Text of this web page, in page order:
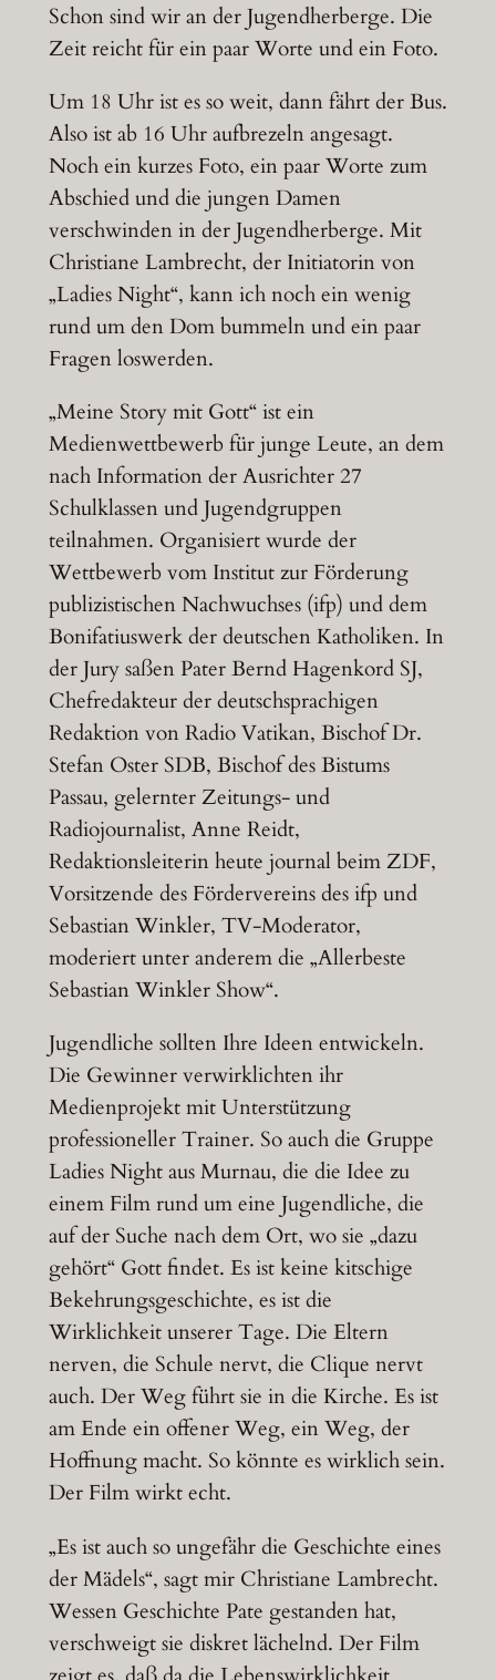
Schon sind wir an der Jugendherberge. Die
Zeit reicht für ein paar Worte und ein Foto.
Um 18 Uhr ist es so weit, dann fährt der Bus.
Also ist ab 16 Uhr aufbrezeln angesagt.
Noch ein kurzes Foto, ein paar Worte zum
Abschied und die jungen Damen
verschwinden in der Jugendherberge. Mit
Christiane Lambrecht, der Initiatorin von
„Ladies Night“, kann ich noch ein wenig
rund um den Dom bummeln und ein paar
Fragen loswerden.
„Meine Story mit Gott“ ist ein
Medienwettbewerb für junge Leute, an dem
nach Information der Ausrichter 27
Schulklassen und Jugendgruppen
teilnahmen. Organisiert wurde der
Wettbewerb vom Institut zur Förderung
publizistischen Nachwuchses (ifp) und dem
Bonifatiuswerk der deutschen Katholiken. In
der Jury saßen Pater Bernd Hagenkord SJ,
Chefredakteur der deutschsprachigen
Redaktion von Radio Vatikan, Bischof Dr.
Stefan Oster SDB, Bischof des Bistums
Passau, gelernter Zeitungs- und
Radiojournalist, Anne Reidt,
Redaktionsleiterin heute journal beim ZDF,
Vorsitzende des Fördervereins des ifp und
Sebastian Winkler, TV-Moderator,
moderiert unter anderem die „Allerbeste
Sebastian Winkler Show“.
Jugendliche sollten Ihre Ideen entwickeln.
Die Gewinner verwirklichten ihr
Medienprojekt mit Unterstützung
professioneller Trainer. So auch die Gruppe
Ladies Night aus Murnau, die die Idee zu
einem Film rund um eine Jugendliche, die
auf der Suche nach dem Ort, wo sie „dazu
gehört“ Gott findet. Es ist keine kitschige
Bekehrungsgeschichte, es ist die
Wirklichkeit unserer Tage. Die Eltern
nerven, die Schule nervt, die Clique nervt
auch. Der Weg führt sie in die Kirche. Es ist
am Ende ein offener Weg, ein Weg, der
Hoffnung macht. So könnte es wirklich sein.
Der Film wirkt echt.
„Es ist auch so ungefähr die Geschichte eines
der Mädels“, sagt mir Christiane Lambrecht.
Wessen Geschichte Pate gestanden hat,
verschweigt sie diskret lächelnd. Der Film